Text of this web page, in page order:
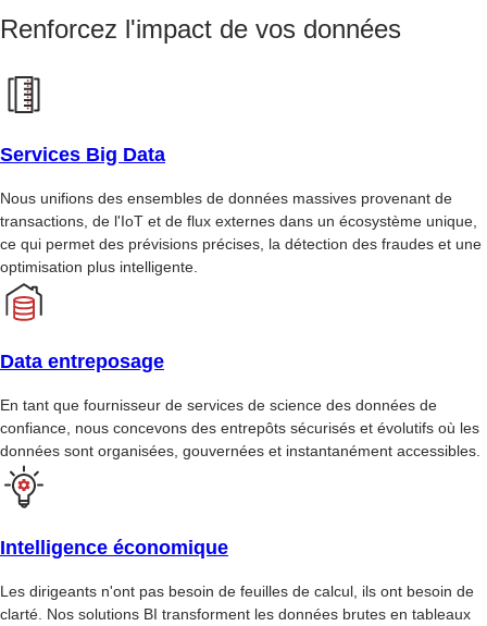
Renforcez l'impact de vos données
Services Big Data
Nous unifions des ensembles de données massives provenant de
transactions, de l'IoT et de flux externes dans un écosystème unique,
ce qui permet des prévisions précises, la détection des fraudes et une
optimisation plus intelligente.
Data entreposage
En tant que fournisseur de services de science des données de
confiance, nous concevons des entrepôts sécurisés et évolutifs où les
données sont organisées, gouvernées et instantanément accessibles.
Intelligence économique
Les dirigeants n'ont pas besoin de feuilles de calcul, ils ont besoin de
clarté. Nos solutions BI transforment les données brutes en tableaux